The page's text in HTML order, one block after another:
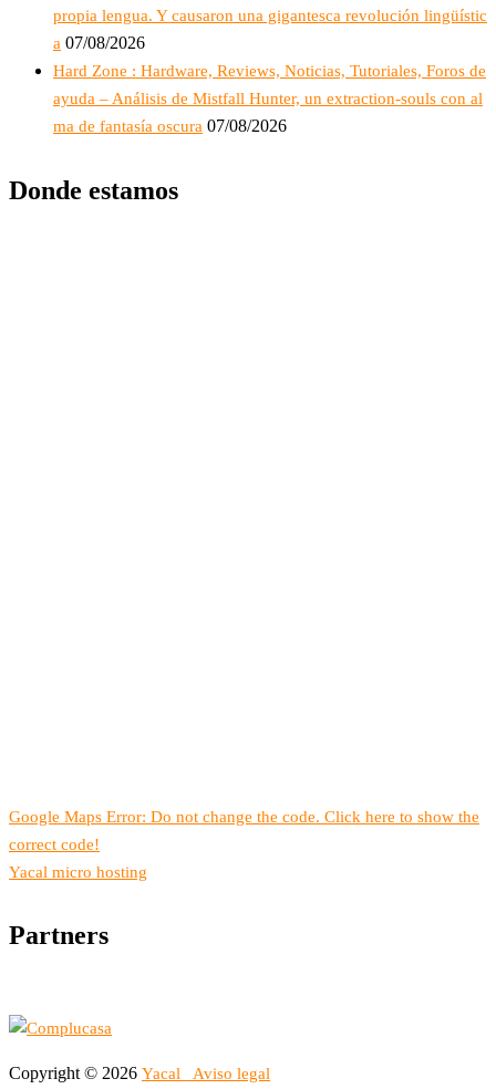
propia lengua. Y causaron una gigantesca revolución lingüístic
a 07/08/2026
Hard Zone : Hardware, Reviews, Noticias, Tutoriales, Foros de
ayuda – Análisis de Mistfall Hunter, un extraction-souls con al
ma de fantasía oscura 07/08/2026
Donde estamos
Google Maps Error: Do not change the code. Click here to show the
correct code!
Yacal micro hosting
Partners
Copyright © 2026 Yacal Aviso legal